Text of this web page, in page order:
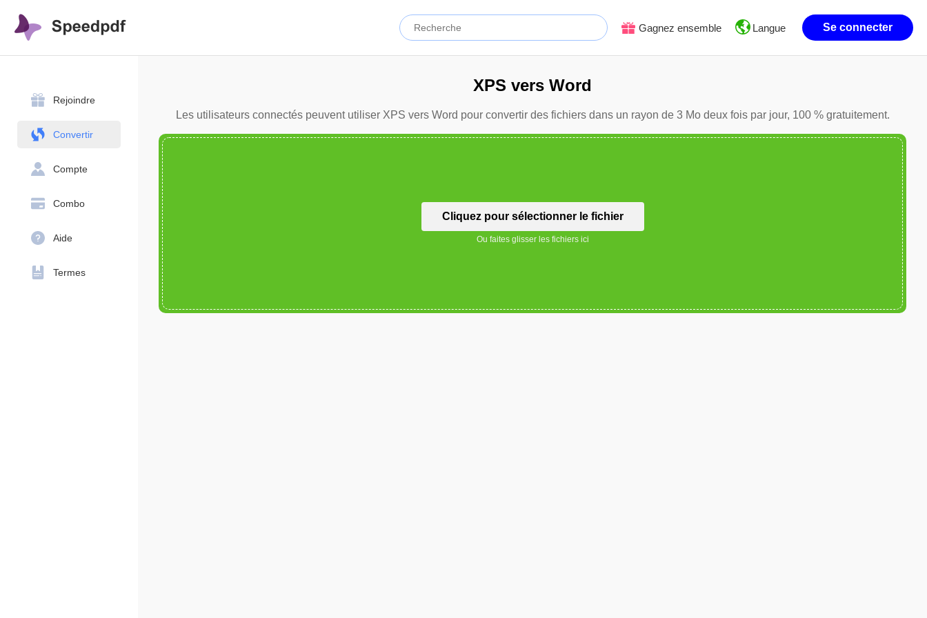
Gagnez ensemble Langue Se connecter
Rejoindre
Convertir
Compte
Combo
Aide
Termes
XPS vers Word
Les utilisateurs connectés peuvent utiliser XPS vers Word pour convertir des fichiers dans un rayon de 3 Mo deux fois par jour, 100 % gratuitement.
Cliquez pour sélectionner le fichier
Ou faites glisser les fichiers ici